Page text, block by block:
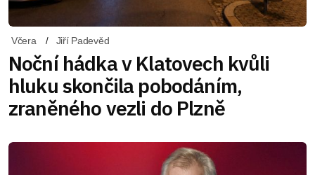
Včera Jiří Padevěd
Noční hádka v Klatovech kvůli
hluku skončila pobodáním,
zraněného vezli do Plzně